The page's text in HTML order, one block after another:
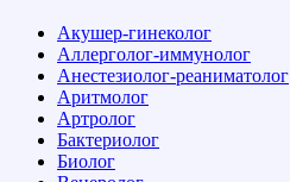
Акушер-гинеколог
Аллерголог-иммунолог
Анестезиолог-реаниматолог
Аритмолог
Артролог
Бактериолог
Биолог